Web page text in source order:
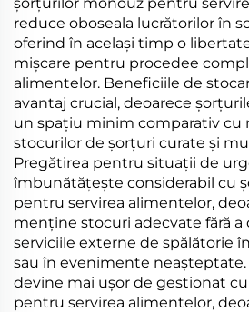
reduce oboseala lucrătorilor în
oferind în același timp o
mișcare pentru procedee
alimentelor. Beneficiile de
avantaj crucial, deoarece
un spațiu minim comparativ cu
stocurilor de șorțuri curate și
Pregătirea pentru situații de
îmbunătățește considerabil cu
pentru servirea alimentelor,
menține stocuri adecvate fără a
serviciile externe de spălătorie
sau în evenimente
devine mai ușor de gestionat
pentru servirea alimentelor,